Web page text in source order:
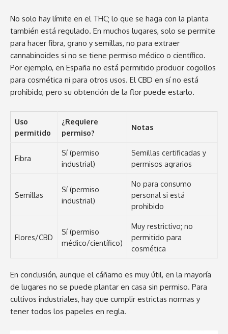
No solo hay límite en el THC; lo que se haga con la planta
también está regulado. En muchos lugares, solo se permite
para hacer fibra, grano y semillas, no para extraer
cannabinoides si no se tiene permiso médico o científico.
Por ejemplo, en España no está permitido producir cogollos
para cosmética ni para otros usos. El CBD en sí no está
prohibido, pero su obtención de la flor puede estarlo.
Uso
permitido
¿Requiere
permiso?
Notas
Fibra
Sí (permiso
industrial)
Semillas certificadas y
permisos agrarios
Semillas
Sí (permiso
industrial)
No para consumo
personal si está
prohibido
Flores/CBD
Sí (permiso
médico/científico)
Muy restrictivo; no
permitido para
cosmética
En conclusión, aunque el cáñamo es muy útil, en la mayoría
de lugares no se puede plantar en casa sin permiso. Para
cultivos industriales, hay que cumplir estrictas normas y
tener todos los papeles en regla.